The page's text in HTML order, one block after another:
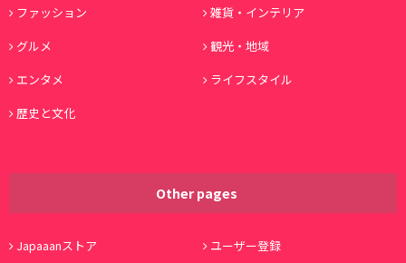
ファッション
雑貨・インテリア
グルメ
観光・地域
エンタメ
ライフスタイル
歴史と文化
Other pages
Japaaanストア ユーザー登録